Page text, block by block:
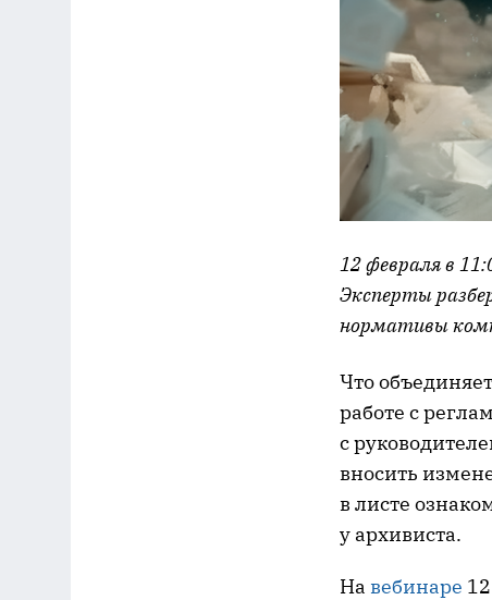
12 февраля в
Эксперты
нормативы
Что
работе с
с
вносить
в листе
у архивиста.
На вебинаре